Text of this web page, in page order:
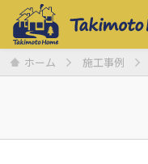
ホーム 施工事例